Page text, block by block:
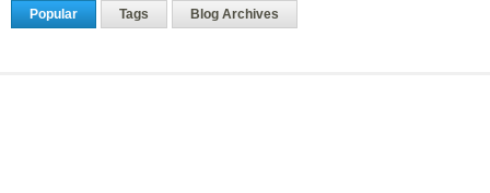
Popular Tags Blog Archives